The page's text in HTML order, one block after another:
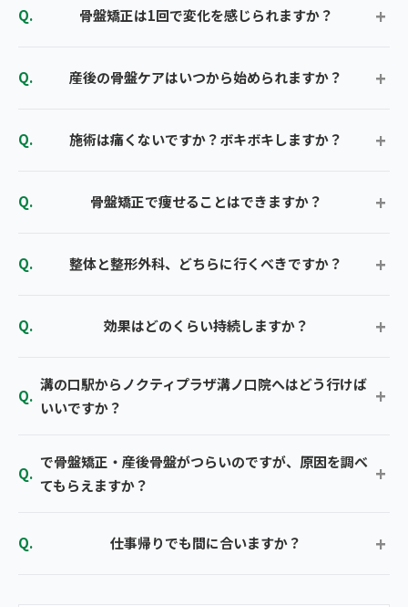
骨盤矯正は1回で変化を感じられますか？
産後の骨盤ケアはいつから始められますか？
施術は痛くないですか？ボキボキしますか？
骨盤矯正で痩せることはできますか？
整体と整形外科、どちらに行くべきですか？
効果はどのくらい持続しますか？
溝の口駅からノクティプラザ溝ノ口院へはどう行けば
いいですか？
で骨盤矯正・産後骨盤がつらいのですが、原因を調べ
てもらえますか？
仕事帰りでも間に合いますか？